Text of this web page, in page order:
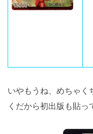
いやもうね、めちゃく
くだから初出版も貼っ